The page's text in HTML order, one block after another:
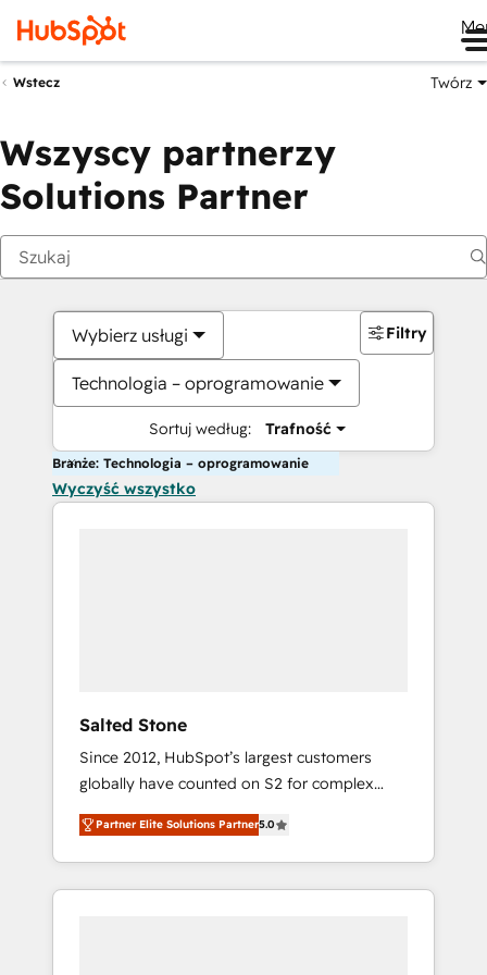
Wstecz Twórz
Wszyscy partnerzy
Solutions Partner
Wybierz usługi
Technologia – oprogramowanie
Sortuj według: Trafność
Filtry
Branże: Technologia – oprogramowanie
Wyczyść wszystko
Salted Stone
Since 2012, HubSpot’s largest customers
globally have counted on S2 for complex
migrations, change management, systems
integration, and creative solutions that
deliver measurable impact and transform
brand experiences As one of the few full-
Partner Elite Solutions Partner5.0